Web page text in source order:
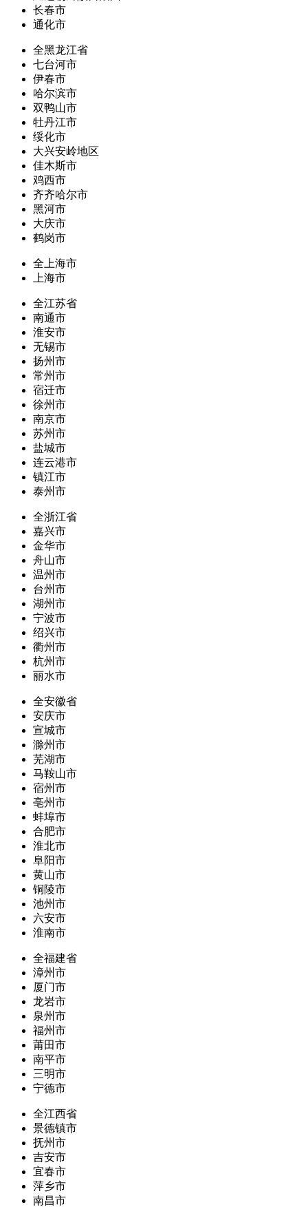
长春市
通化市
全黑龙江省
七台河市
伊春市
哈尔滨市
双鸭山市
牡丹江市
绥化市
大兴安岭地区
佳木斯市
鸡西市
齐齐哈尔市
黑河市
大庆市
鹤岗市
全上海市
上海市
全江苏省
南通市
淮安市
无锡市
扬州市
常州市
宿迁市
徐州市
南京市
苏州市
盐城市
连云港市
镇江市
泰州市
全浙江省
嘉兴市
金华市
舟山市
温州市
台州市
湖州市
宁波市
绍兴市
衢州市
杭州市
丽水市
全安徽省
安庆市
宣城市
滁州市
芜湖市
马鞍山市
宿州市
亳州市
蚌埠市
合肥市
淮北市
阜阳市
黄山市
铜陵市
池州市
六安市
淮南市
全福建省
漳州市
厦门市
龙岩市
泉州市
福州市
莆田市
南平市
三明市
宁德市
全江西省
景德镇市
抚州市
吉安市
宜春市
萍乡市
南昌市